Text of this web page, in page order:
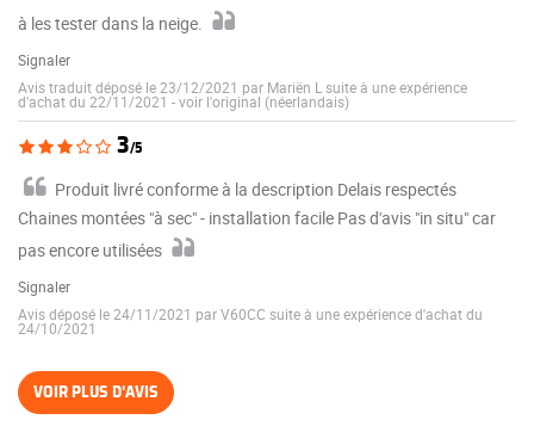
à les tester dans la neige.
Signaler
Avis traduit déposé le 23/12/2021 par Mariën L suite à une expérience
d'achat du 22/11/2021 -voir l'original (néerlandais)
3/5
Produit livré conforme à la description Delais respectés
Chaines montées "à sec" - installation facile Pas d'avis "in situ" car
pas encore utilisées
Signaler
Avis déposé le 24/11/2021 par V60CC suite à une expérience d'achat du
24/10/2021
VOIR PLUS D'AVIS